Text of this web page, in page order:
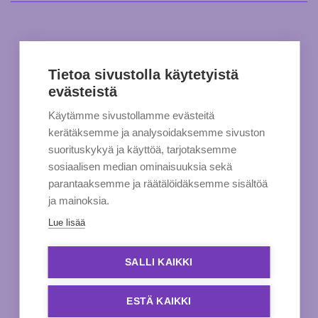
Tietoa sivustolla käytetyistä
evästeistä
Käytämme sivustollamme evästeitä
kerätäksemme ja analysoidaksemme sivuston
suorituskykyä ja käyttöä, tarjotaksemme
sosiaalisen median ominaisuuksia sekä
parantaaksemme ja räätälöidäksemme sisältöä
ja mainoksia.
Lue lisää
SALLI KAIKKI
ESTÄ KAIKKI